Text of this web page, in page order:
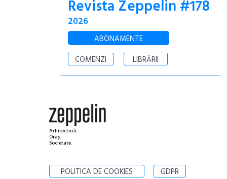
Revista Zeppelin #178
2026
ABONAMENTE
COMENZI
LIBRĂRII
Arhitectură.
Oraș.
Societate.
POLITICA DE COOKIES GDPR